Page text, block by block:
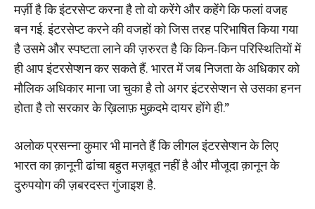
मर्ज़ी है कि इंटरसेप्ट करना है तो वो करेंगे और कहेंगे कि फलां वजह
बन गई. इंटरसेप्ट करने की वजहों को जिस तरह परिभाषित किया गया
है उसमे और स्पष्टता लाने की ज़रुरत है कि किन-किन परिस्थितियों में
ही आप इंटरसेप्शन कर सकते हैं. भारत में जब निजता के अधिकार को
मौलिक अधिकार माना जा चुका है तो अगर इंटरसेप्शन से उसका हनन
होता है तो सरकार के ख़िलाफ़ मुक़दमे दायर होंगे ही.”
अलोक प्रसन्ना कुमार भी मानते हैं कि लीगल इंटरसेप्शन के लिए
भारत का क़ानूनी ढांचा बहुत मज़बूत नहीं है और मौजूदा क़ानून के
दुरुपयोग की ज़बरदस्त गुंजाइश है.